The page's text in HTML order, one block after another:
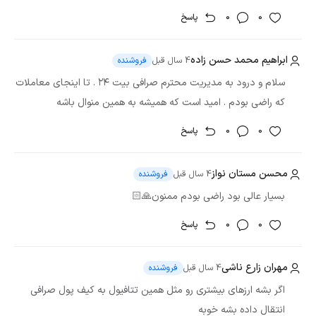
بیت 24 را دارید، بدون این که بتوانید برداشت انجام بدهید.
آشنایی با شبکه تتا و ارز دیجیتال
تتا فیول (TFuel)
استفاده می‌کنیم. اگرچه برخی از آن‌ها برای کاربران ایرانی در
محتواهای ویدیویی نام برده، جزو پرطرفدارترین‌ها به شمار
می‌روند. کافی است بدانید یوتیوب بعد از گوگل، پربازدیدترین وب
سایت دنیا محسوب می‌شود. در ایران نیز وضعیت مشابه است، به
طوری که آپارات، بعد از گوگل پربازدیدترین وب سایت نزد کاربران
با توجه به حجم بالای کاربران، ارائه محتواهای کیفی به کاربران، برای
توسعه‌دهندگان تبدیل به دغدغه‌ای بزرگ شده است. حین گشت و
0
0 پاسخ
ابراهیم محمد حسن زاده4 سال قبل فروشنده
سلام و درود به مدیریت محترم صرافی بیت ۲۴ . تا اینجای معاملات
که راضی بودم . امید است که همیشه به همین منوال باشه
0
0 پاسخ
محسن مستان نواز4 سال قبل فروشنده
بسیار عالی بود راضی بودم ممنون🙏🏻
0
0 پاسخ
مهران زارع ناشی4 سال قبل فروشنده
اگر بشه ارزهای بیشتری رو مثل همین تتافیول به کیف پول صرافی
انتقال داده بشه خوبه